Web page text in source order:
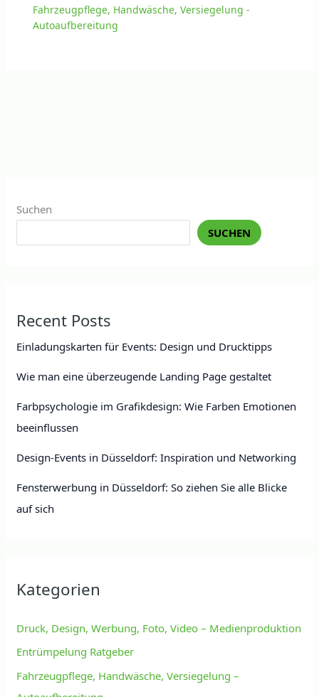
Fahrzeugpflege, Handwäsche, Versiegelung -
Autoaufbereitung
Suchen
SUCHEN
Recent Posts
Einladungskarten für Events: Design und Drucktipps
Wie man eine überzeugende Landing Page gestaltet
Farbpsychologie im Grafikdesign: Wie Farben Emotionen
beeinflussen
Design-Events in Düsseldorf: Inspiration und Networking
Fensterwerbung in Düsseldorf: So ziehen Sie alle Blicke
auf sich
Kategorien
Druck, Design, Werbung, Foto, Video – Medienproduktion
Entrümpelung Ratgeber
Fahrzeugpflege, Handwäsche, Versiegelung –